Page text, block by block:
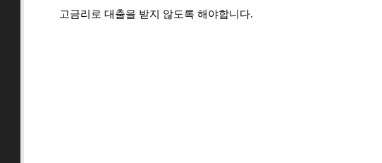
고금리로 대출을 받지 않도록 해야합니다.